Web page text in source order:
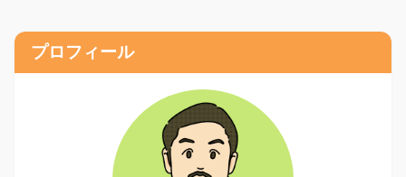
プロフィール